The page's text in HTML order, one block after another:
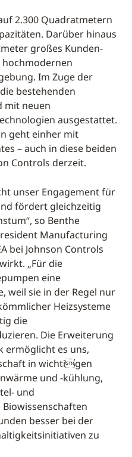
2.300 Quadratmetern
Darüber hinaus
großes Kunden-
Im Zuge der
bestehenden
mit neuen
ausgestattet.
geht einher mit
– auch in diese beiden
Controls derzeit.
unser Engagement für
fördert gleichzeitig
so Benthe
Manufacturing
bei Johnson Controls
„Für die
eine
weil sie in der Regel nur
Heizsysteme
die
Die Erweiterung
ermöglicht es uns,
in wichtigen
und -kühlung,
und
besser bei der
zu